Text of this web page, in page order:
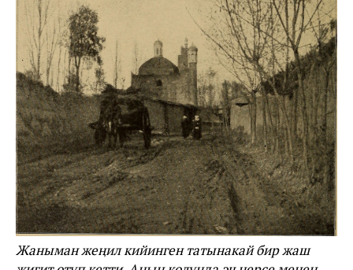
Жаныман жеңил кийинген татынакай бир жаш